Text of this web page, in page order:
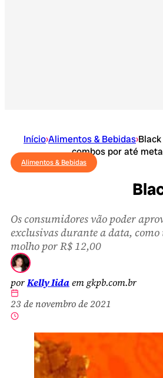
Início›Alimentos & Bebidas›
combos por até
Alimentos & Bebidas
Os consumidores vão poder
exclusivas durante a data, como
molho por R$ 12,00
porKelly Iidaem gkpb.com.br
23 de novembro de 2021